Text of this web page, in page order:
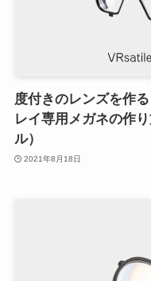
度付きのレンズを作
レイ専用メガネの作
ル）
2021年8月18日